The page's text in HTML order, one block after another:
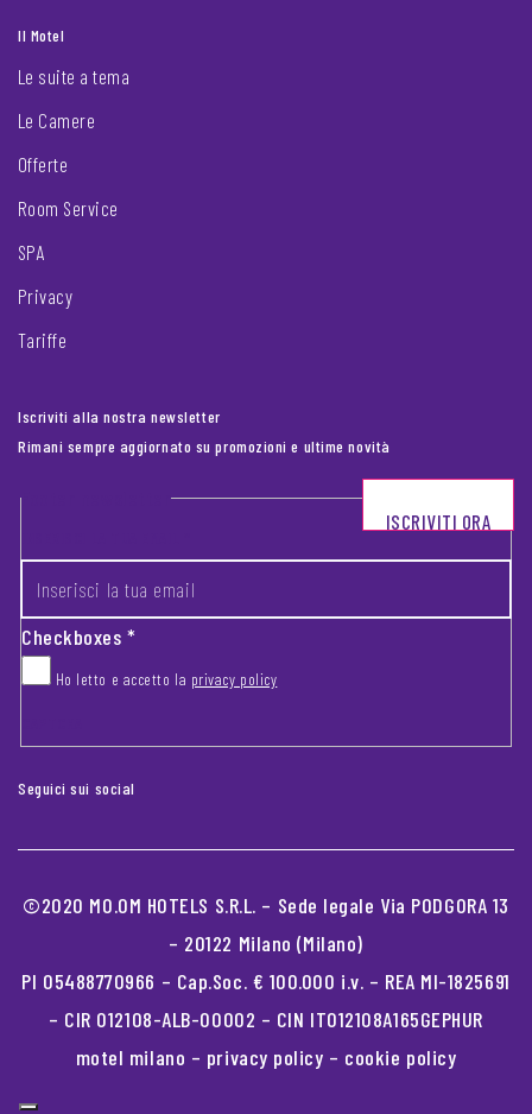
Il Motel
Le suite a tema
Le Camere
Offerte
Room Service
SPA
Privacy
Tariffe
Iscriviti alla nostra newsletter
Rimani sempre aggiornato su promozioni e ultime novità
Footer newsletter
Checkboxes*
Ho letto e accetto la privacy policy
ISCRIVITI ORA
Seguici sui social
©2020 MO.OM HOTELS S.R.L. – Sede legale Via PODGORA 13
– 20122 Milano (Milano)
PI 05488770966 – Cap.Soc. € 100.000 i.v. – REA MI-1825691
– CIR 012108-ALB-00002 – CIN IT012108A165GEPHUR
motel milano – privacy policy – cookie policy